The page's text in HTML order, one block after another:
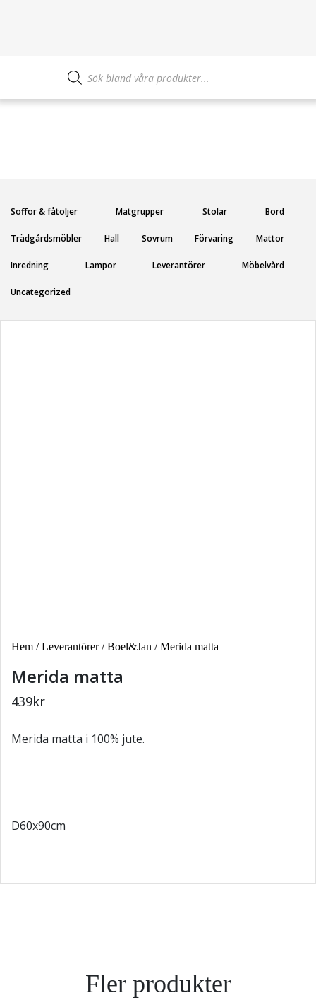
Produktsökning
Soffor & fåtöljer Matgrupper Stolar Bord
Trädgårdsmöbler Hall Sovrum Förvaring Mattor
Inredning Lampor Leverantörer Möbelvård
Uncategorized
Hem /Leverantörer/Boel&Jan / Merida matta
Merida matta
439kr
Merida matta i 100% jute.
D60x90cm
Fler produkter